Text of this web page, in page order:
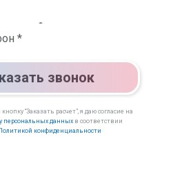
звонок
“Заказать расчет”, я даю согласие на
персональных данныхв соответствии
Политикой конфиденциальности